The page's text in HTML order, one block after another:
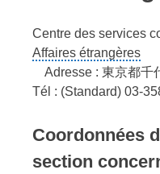
Centre des services
Affaires étrangères
Adresse : 東京都千
Tél : (Standard) 03-
Coordonnées
section